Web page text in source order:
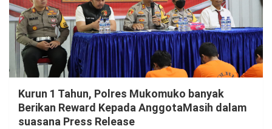
Kurun 1 Tahun, Polres Mukomuko banyak
Berikan Reward Kepada AnggotaMasih dalam
suasana Press Release